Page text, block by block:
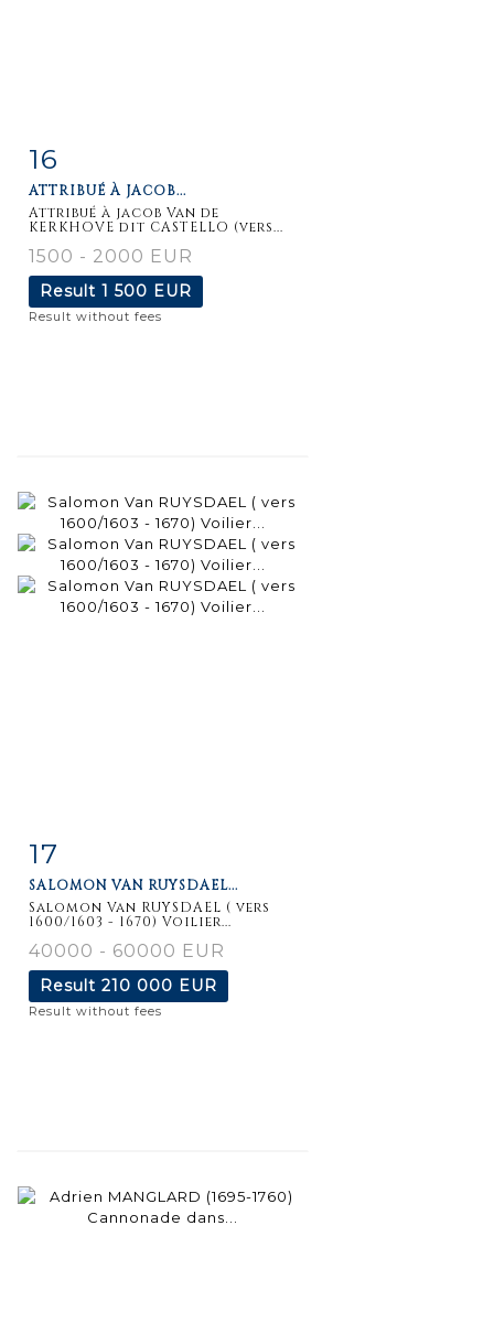
Item detail
16
ATTRIBUÉ À JACOB...
Attribué à jacob Van de
KERKHOVE dit CASTELLO (vers...
1500 - 2000 EUR
Result 1 500 EUR
Result without fees
Item detail
17
SALOMON VAN RUYSDAEL...
Salomon Van RUYSDAEL ( vers
1600/1603 - 1670) Voilier...
40000 - 60000 EUR
Result 210 000 EUR
Result without fees